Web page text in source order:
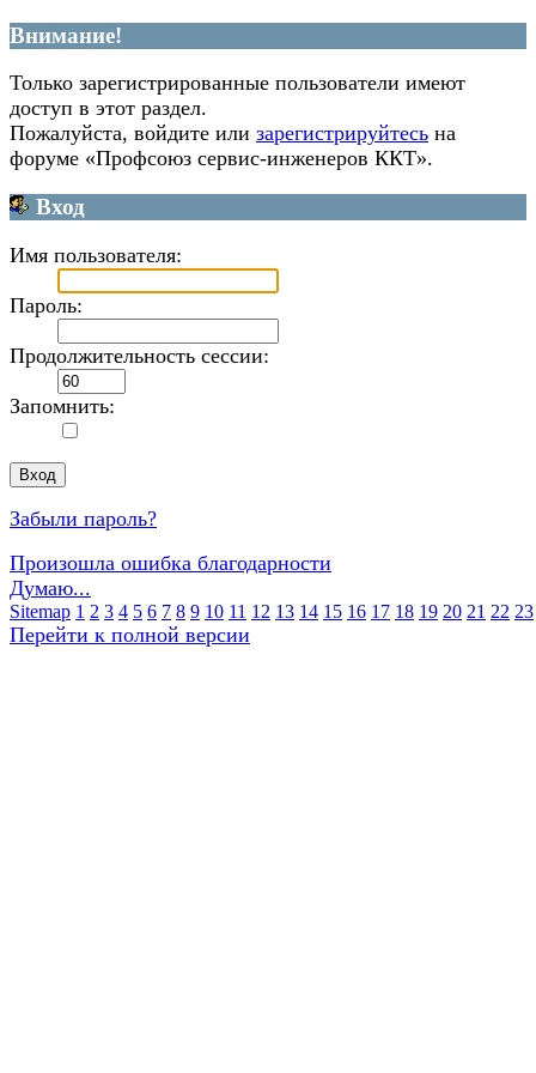
Внимание!
Только зарегистрированные пользователи имеют
доступ в этот раздел.
Пожалуйста, войдите или зарегистрируйтесь на
форуме «Профсоюз сервис-инженеров ККТ».
Вход
Имя пользователя:
Пароль:
Продолжительность сессии:
Запомнить:
Забыли пароль?
Произошла ошибка благодарности
Думаю...
Sitemap 1 2 3 4 5 6 7 8 9 10 11 12 13 14 15 16 17 18 19 20 21 22 23
Перейти к полной версии